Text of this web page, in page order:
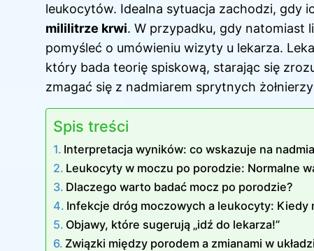
leukocytów. Idealna sytuacja zachodzi, gdy
mililitrze krwi. W przypadku, gdy natomiast
pomyśleć o umówieniu wizyty u lekarza.
który bada teorię spiskową, starając się
zmagać się z nadmiarem sprytnych
Spis treści
Interpretacja wyników: co wskazuje na
Leukocyty w moczu po porodzie: Normalne
Dlaczego warto badać mocz po porodzie?
Infekcje dróg moczowych a leukocyty: Kiedy
Objawy, które sugerują „idź do lekarza!”
Związki między porodem a zmianami w